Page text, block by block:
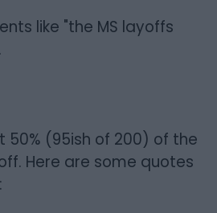
like "the MS layoffs
50% (95ish of 200) of the
Here are some quotes